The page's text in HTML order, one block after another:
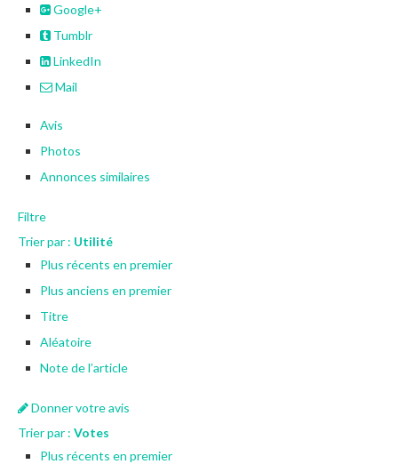
Google+
Tumblr
LinkedIn
Mail
Avis
Photos
Annonces similaires
Filtre
Trier par : Utilité
Plus récents en premier
Plus anciens en premier
Titre
Aléatoire
Note de l’article
Donner votre avis
Trier par : Votes
Plus récents en premier